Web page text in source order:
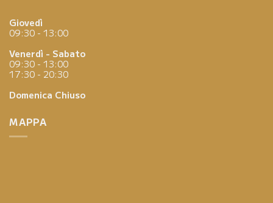
Giovedì
09:30 - 13:00
Venerdì - Sabato
09:30 - 13:00
17:30 - 20:30
Domenica Chiuso
MAPPA